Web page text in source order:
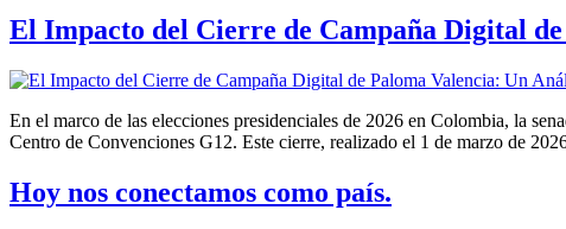
El Impacto del Cierre de Campaña Digital
En el marco de las elecciones presidenciales de 2026 en Colombia, la
Centro de Convenciones G12. Este cierre, realizado el 1 de marzo de
Hoy nos conectamos como país.